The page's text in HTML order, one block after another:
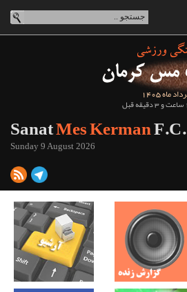
SanatMes KermanF.C.
Sunday 9 August 2026